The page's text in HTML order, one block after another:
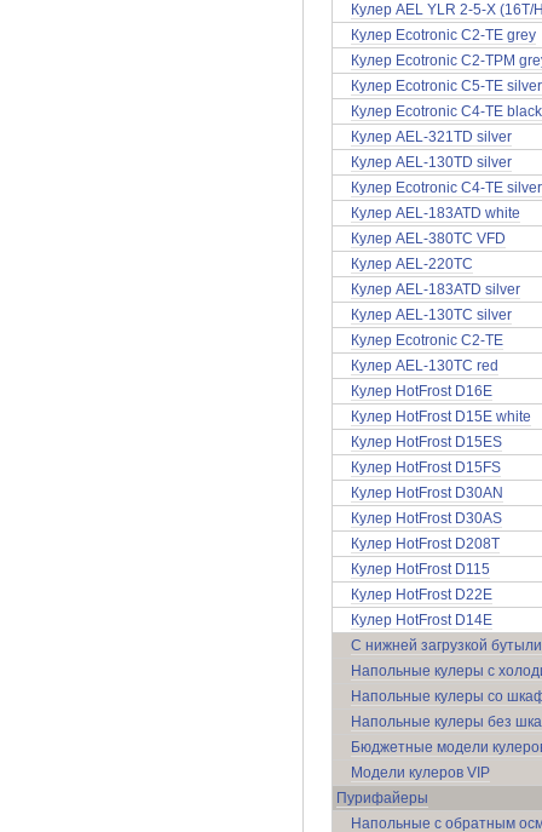
Кулер AEL YLR 2-5-X (16T/
Кулер Ecotronic C2-TE grey
Кулер Ecotronic C2-TPM
Кулер Ecotronic C5-TE silver
Кулер Ecotronic C4-TE black
Кулер AEL-321TD silver
Кулер AEL-130TD silver
Кулер Ecotronic C4-TE silver
Кулер AEL-183ATD white
Кулер AEL-380TC VFD
Кулер AEL-220TC
Кулер AEL-183ATD silver
Кулер AEL-130TC silver
Кулер Ecotronic C2-TE
Кулер AEL-130TC red
Кулер HotFrost D16E
Кулер HotFrost D15E white
Кулер HotFrost D15ES
Кулер HotFrost D15FS
Кулер HotFrost D30AN
Кулер HotFrost D30AS
Кулер HotFrost D208T
Кулер HotFrost D115
Кулер HotFrost D22E
Кулер HotFrost D14E
C нижней загрузкой бутыли
Напольные кулеры с
Напольные кулеры со
Напольные кулеры без
Бюджетные модели
Модели кулеров VIP
Пурифайеры
Напольные c обратным